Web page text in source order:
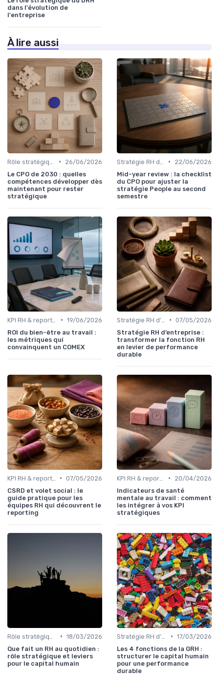
dans l'évolution de
l'entreprise
À lire aussi
•
26/06/2026
Le CPO de 2030 : quelles
compétences développer dès
maintenant pour rester
stratégique
•
22/06/2026
Mid-year review : la checklist
du CPO pour ajuster la
stratégie People au second
semestre
• 19/06/2026
ROI du bien-être au travail :
les métriques qui
convainquent un COMEX
• 07/05/2026
Stratégie RH d’entreprise :
transformer la fonction RH
en levier de performance
durable
• 07/05/2026
CSRD et volet social : le
guide pratique pour les
équipes RH qui découvrent le
reporting
•
20/04/2026
Indicateurs de santé
mentale au travail : comment
les intégrer à vos KPI
stratégiques
• 18/03/2026
Que fait un RH au quotidien :
rôle stratégique et leviers
pour le capital humain
• 17/03/2026
Les 4 fonctions de la GRH :
structurer le capital humain
pour une performance
durable